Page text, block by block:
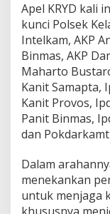
j
e
l
n
g
N
a
t
a
l
a
n
a
Apel KRYD kali
kunci Polsek
Intelkam, AKP
Binmas, AKP
Maharto
Kanit Samapta,
Kanit Provos,
Panit Binmas,
dan
Dalam
menekankan
untuk menjaga